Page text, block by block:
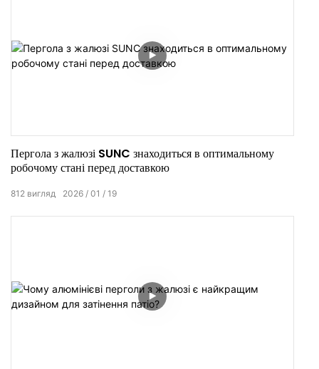
Пергола з жалюзі SUNC знаходиться в оптимальному
робочому стані перед доставкою
2026 01 19
812 вигляд